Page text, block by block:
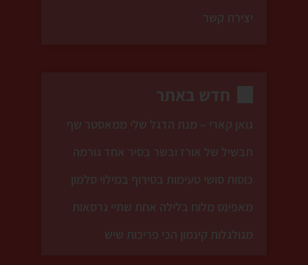
יצירת קשר
חדש באתר
גואן קארי – מנת הדגל שלי ממאסטר שף
תבשיל של אורז ובשר בסיר אחד גורמה
כוסות סושי טעימות בטירוף במילוי סלמון
מאפינס מלוח בלילה אחת שתיי גרסאות
מגולגלות קינמון הכי פריכות שיש